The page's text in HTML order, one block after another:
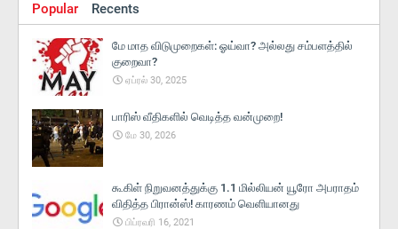
Popular Recents
மே மாத விடுமுறைகள்: ஓய்வா? அல்லது சம்பளத்தில்
குறைவா?
ஏப்ரல் 30, 2025
பாரிஸ் வீதிகளில் வெடித்த வன்முறை!
மே 30, 2026
கூகிள் நிறுவனத்துக்கு 1.1 மில்லியன் யூரோ அபராதம்
விதித்த பிரான்ஸ்! காரணம் வெளியானது
பிப்ரவரி 16, 2021